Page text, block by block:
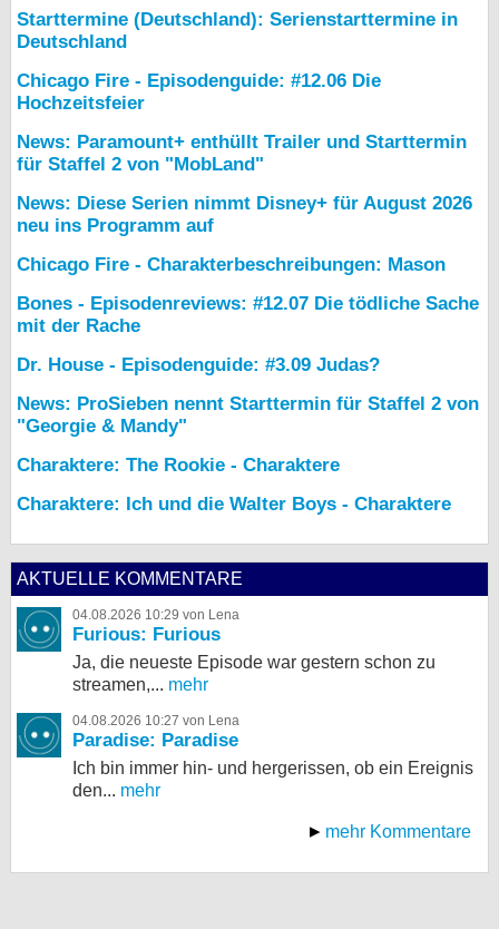
Starttermine (Deutschland): Serienstarttermine in
Deutschland
Chicago Fire - Episodenguide: #12.06 Die
Hochzeitsfeier
News: Paramount+ enthüllt Trailer und Starttermin
für Staffel 2 von "MobLand"
News: Diese Serien nimmt Disney+ für August 2026
neu ins Programm auf
Chicago Fire - Charakterbeschreibungen: Mason
Bones - Episodenreviews: #12.07 Die tödliche Sache
mit der Rache
Dr. House - Episodenguide: #3.09 Judas?
News: ProSieben nennt Starttermin für Staffel 2 von
"Georgie & Mandy"
Charaktere: The Rookie - Charaktere
Charaktere: Ich und die Walter Boys - Charaktere
AKTUELLE KOMMENTARE
04.08.2026 10:29 von Lena
Furious: Furious
Ja, die neueste Episode war gestern schon zu
streamen,... mehr
04.08.2026 10:27 von Lena
Paradise: Paradise
Ich bin immer hin- und hergerissen, ob ein Ereignis
den... mehr
mehr Kommentare